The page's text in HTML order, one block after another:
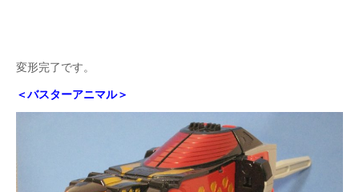
変形完了です。
＜バスターアニマル＞